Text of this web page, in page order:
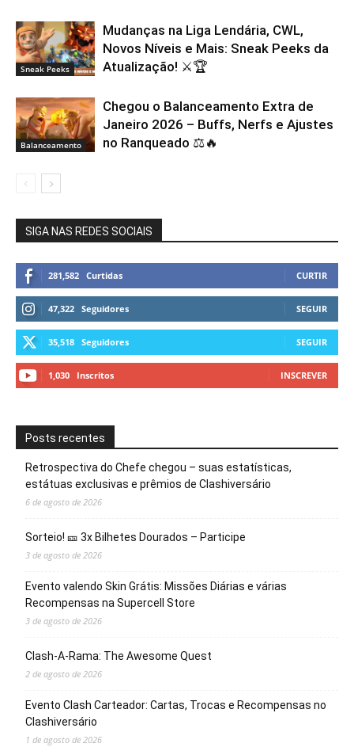
Sneak Peeks
Mudanças na Liga Lendária, CWL,
Novos Níveis e Mais: Sneak Peeks da
Atualização! ⚔️🏆
Balanceamento
Chegou o Balanceamento Extra de
Janeiro 2026 – Buffs, Nerfs e Ajustes
no Ranqueado ⚖️🔥
SIGA NAS REDES SOCIAIS
281,582 Curtidas CURTIR
47,322 Seguidores SEGUIR
35,518 Seguidores SEGUIR
1,030 Inscritos INSCREVER
Posts recentes
Retrospectiva do Chefe chegou – suas estatísticas,
estátuas exclusivas e prêmios de Clashiversário
6 de agosto de 2026
Sorteio! 🎫 3x Bilhetes Dourados – Participe
3 de agosto de 2026
Evento valendo Skin Grátis: Missões Diárias e várias
Recompensas na Supercell Store
3 de agosto de 2026
Clash-A-Rama: The Awesome Quest
2 de agosto de 2026
Evento Clash Carteador: Cartas, Trocas e Recompensas no
Clashiversário
1 de agosto de 2026